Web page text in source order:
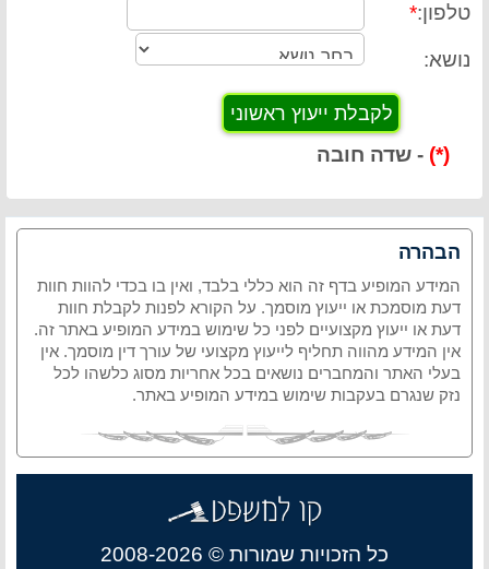
טלפון:*
נושא:
(*) - שדה חובה
הבהרה
המידע המופיע בדף זה הוא כללי בלבד, ואין בו בכדי להוות חוות
דעת מוסמכת או ייעוץ מוסמך. על הקורא לפנות לקבלת חוות
דעת או ייעוץ מקצועיים לפני כל שימוש במידע המופיע באתר זה.
אין המידע מהווה תחליף לייעוץ מקצועי של עורך דין מוסמך. אין
בעלי האתר והמחברים נושאים בכל אחריות מסוג כלשהו לכל
נזק שנגרם בעקבות שימוש במידע המופיע באתר.
כל הזכויות שמורות © 2008-2026